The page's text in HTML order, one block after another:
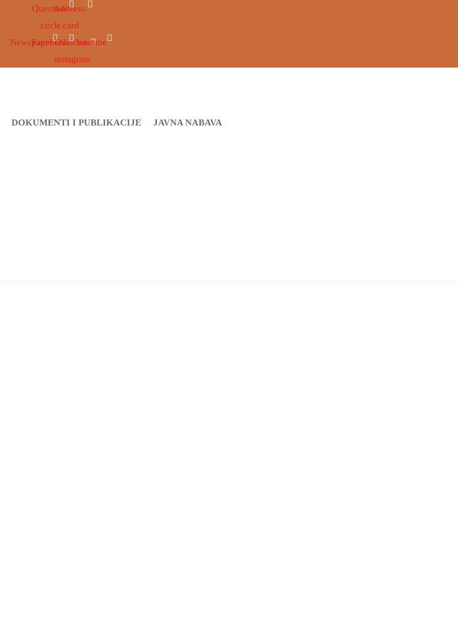
Question-
circle
Address-
card
Newspaper
FacebookOvaicon-
instagram
Youtube
DOKUMENTI I PUBLIKACIJE JAVNA NABAVA